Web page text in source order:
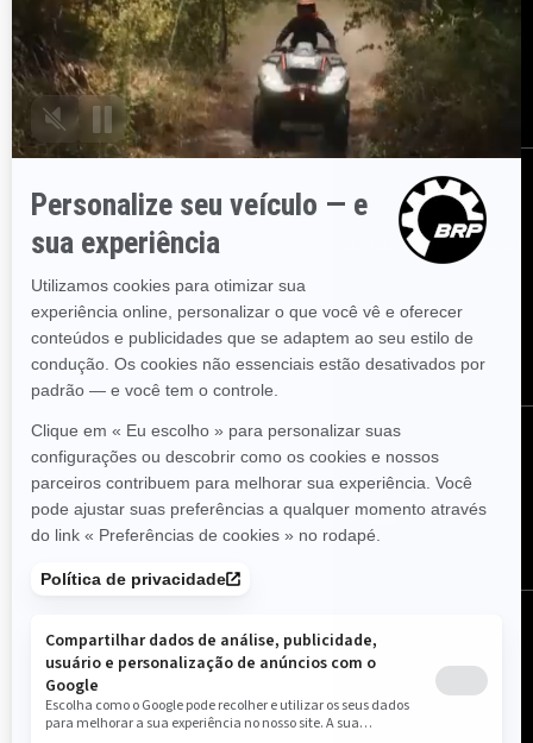
Carreiras
Recalls de segurança
revendedores da BRP
BRP Experiences
ASSINE
Inscreva-se em nossos e-mails.
Receba as últimas notícias, eventos
ASSINE
SIGA-NOS